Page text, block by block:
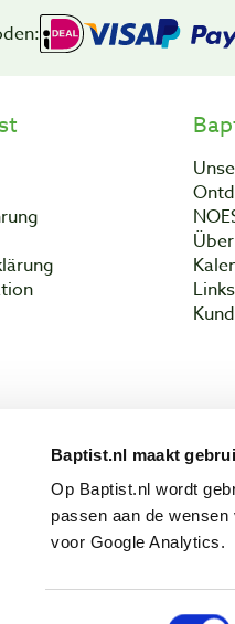
Baptist.nl maakt
Op Baptist.nl wordt
passen aan de
voor Google Analytics.
Toestemmingsselectie